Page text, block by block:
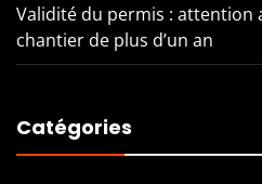
Validité du permis :
chantier de plus d’un an
Catégories